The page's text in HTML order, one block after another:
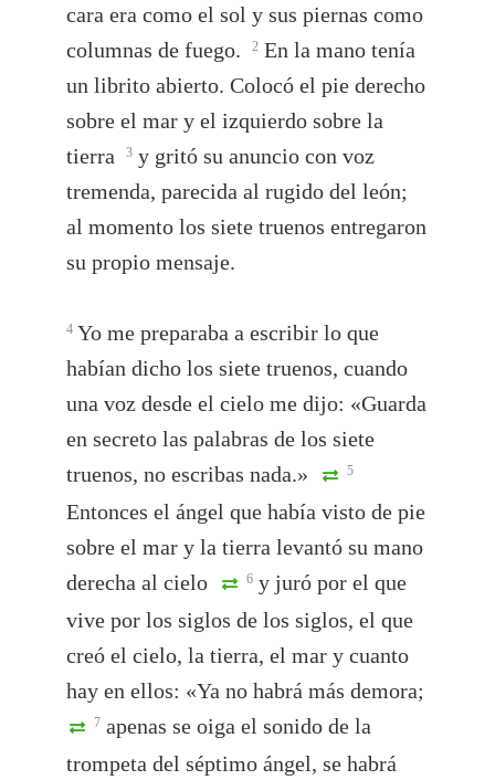
cara era como el sol y sus piernas como
columnas de fuego.
2 En la mano tenía
un librito abierto. Colocó el pie derecho
sobre el mar y el izquierdo sobre la
tierra
3 y gritó su anuncio con voz
tremenda, parecida al rugido del león;
al momento los siete truenos entregaron
su propio mensaje.
4 Yo me preparaba a escribir lo que
habían dicho los siete truenos, cuando
una voz desde el cielo me dijo: «Guarda
en secreto las palabras de los siete
truenos, no escribas nada.»
5
Entonces el ángel que había visto de pie
sobre el mar y la tierra levantó su mano
derecha al cielo
6 y juró por el que
vive por los siglos de los siglos, el que
creó el cielo, la tierra, el mar y cuanto
hay en ellos: «Ya no habrá más demora;
7 apenas se oiga el sonido de la
trompeta del séptimo ángel, se habrá